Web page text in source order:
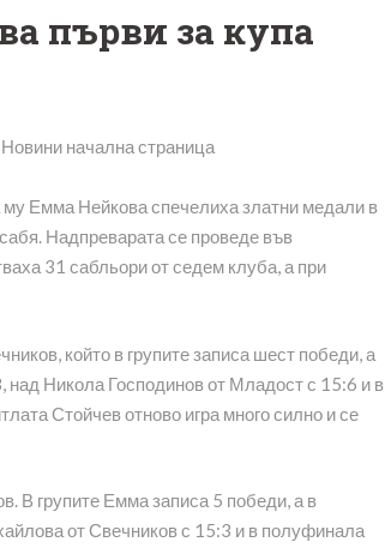
първи за купа
Новини начална страница
Емма Нейкова спечелиха златни медали в
Надпреварата се проведе във
31 сабльори от седем клуба, а при
който в групите записа шест победи, а
Никола Господинов от Младост с 15:6 и в
Стойчев отново игра много силно и се
В групите Емма записа 5 победи, а в
от Свечников с 15:3 и в полуфинала